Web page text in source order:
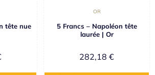
tête nue
OR
5 Francs – Napoléon tête
laurée | Or
282,18 €